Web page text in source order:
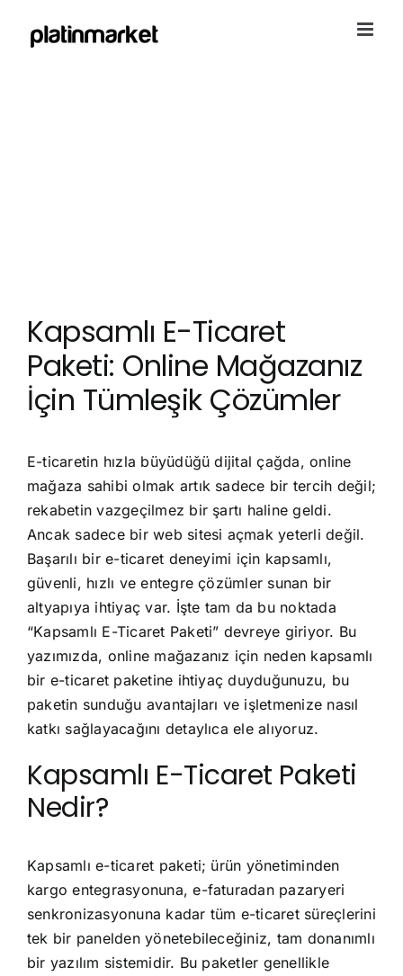
Kapsamlı E-Ticaret
Paketi: Online Mağazanız
İçin Tümleşik Çözümler
E-ticaretin hızla büyüdüğü dijital çağda, online
mağaza sahibi olmak artık sadece bir tercih değil;
rekabetin vazgeçilmez bir şartı haline geldi.
Ancak sadece bir web sitesi açmak yeterli değil.
Başarılı bir e-ticaret deneyimi için kapsamlı,
güvenli, hızlı ve entegre çözümler sunan bir
altyapıya ihtiyaç var. İşte tam da bu noktada
“Kapsamlı E-Ticaret Paketi” devreye giriyor. Bu
yazımızda, online mağazanız için neden kapsamlı
bir e-ticaret paketine ihtiyaç duyduğunuzu, bu
paketin sunduğu avantajları ve işletmenize nasıl
katkı sağlayacağını detaylıca ele alıyoruz.
Kapsamlı E-Ticaret Paketi
Nedir?
Kapsamlı e-ticaret paketi; ürün yönetiminden
kargo entegrasyonuna, e-faturadan pazaryeri
senkronizasyonuna kadar tüm e-ticaret süreçlerini
tek bir panelden yönetebileceğiniz, tam donanımlı
bir yazılım sistemidir. Bu paketler genellikle